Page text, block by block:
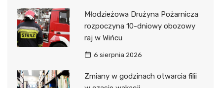
Młodzieżowa Drużyna Pożarnicza
rozpoczyna 10-dniowy obozowy
raj w Wińcu
6 sierpnia 2026
Zmiany w godzinach otwarcia filii